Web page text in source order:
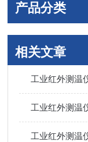
产品分类
相关文章
工业红外测温
工业红外测温
工业红外测温